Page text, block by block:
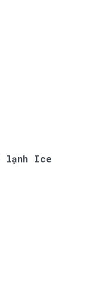
lạnh Ice